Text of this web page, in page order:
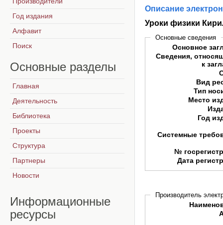
Описание
Уроки физики
Основные сведения
Основное
Сведения,
к
Вид
Тип
Место
Год
Системные
№
Дата
Производитель
Год издания
Алфавит
Поиск
Основные разделы
Главная
Деятельность
Библиотека
Проекты
Структура
Партнеры
Новости
Информационные
ресурсы